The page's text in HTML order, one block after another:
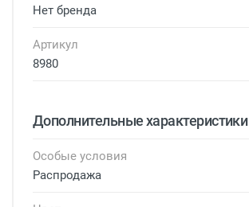
Нет бренда
Артикул
8980
Дополнительные характеристики
Особые условия
Распродажа